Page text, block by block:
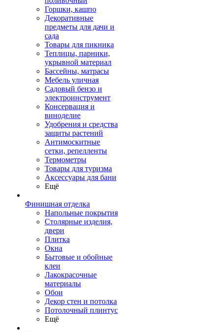
Горшки, кашпо
Декоративные
предметы для дачи и
сада
Товары для пикника
Теплицы, парники,
укрывной материал
Бассейны, матрасы
Мебель уличная
Садовый бензо и
электроинструмент
Консервация и
виноделие
Удобрения и средства
защиты растений
Антимоскитные
сетки, репелленты
Термометры
Товары для туризма
Аксессуары для бани
Ещё
Финишная отделка
Напольные покрытия
Столярные изделия,
двери
Плитка
Окна
Бытовые и обойные
клеи
Лакокрасочные
материалы
Обои
Декор стен и потолка
Потолочный плинтус
Ещё